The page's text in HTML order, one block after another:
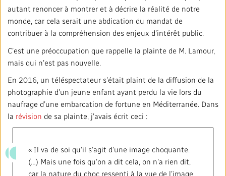
autant renoncer à montrer et à décrire la réalité de notre
monde, car cela serait une abdication du mandat de
contribuer à la compréhension des enjeux d’intérêt public.
C’est une préoccupation que rappelle la plainte de M. Lamour,
mais qui n’est pas nouvelle.
En 2016, un téléspectateur s’était plaint de la diffusion de la
photographie d’un jeune enfant ayant perdu la vie lors du
naufrage d’une embarcation de fortune en Méditerranée. Dans
la révision de sa plainte, j’avais écrit ceci :
« Il va de soi qu’il s’agit d’une image choquante.
(…) Mais une fois qu’on a dit cela, on n’a rien dit,
car la nature du choc ressenti à la vue de l’image